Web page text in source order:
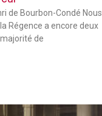
de Bourbon-Condé Nous
Régence a encore deux
de